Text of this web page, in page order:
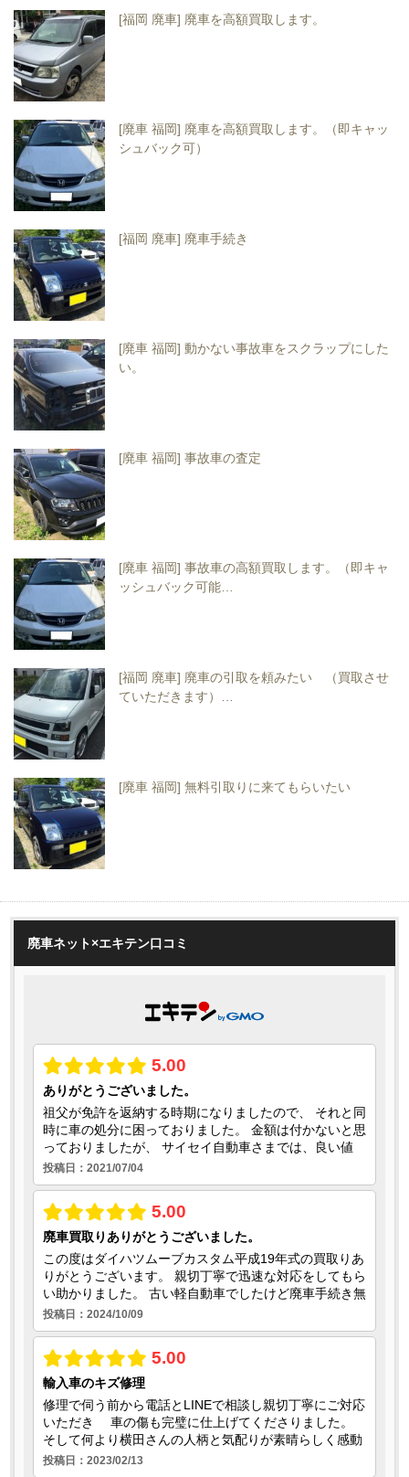
[福岡 廃車] 廃車を高額買取します。
[廃車 福岡] 廃車を高額買取します。（即キャッ
シュバック可）
[福岡 廃車] 廃車手続き
[廃車 福岡] 動かない事故車をスクラップにした
い。
[廃車 福岡] 事故車の査定
[廃車 福岡] 事故車の高額買取します。（即キャ
ッシュバック可能…
[福岡 廃車] 廃車の引取を頼みたい （買取させ
ていただきます）…
[廃車 福岡] 無料引取りに来てもらいたい
廃車ネット×エキテン口コミ